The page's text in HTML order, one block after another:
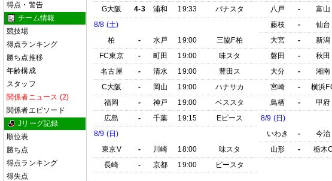
得点・警告
チーム情報
競技場
得点ランキング
勝ち点推移
年齢構成
スタッフ
関係者ニュース (2)
関係者エピソード
Jリーグ記録
順位表
勝ち点
得点ランキング
得失点
G大阪
4-3 浦和 19:33
パナスタ
8/8 (土)
柏
- 水戸 19:00
三協F柏
FC東京
- 町田 19:00
味スタ
名古屋
- 清水 19:00
豊田ス
C大阪
- 岡山 19:00
ハナサカ
福岡
- 神戸 19:00
ベススタ
広島
- 千葉 19:15
Eピース
8/9 (日)
東京V
- 川崎 18:00
味スタ
長崎
- 京都 19:00 ピースタ
八戸
- 富山
藤枝
- 仙台
大宮
- 新潟
磐田
- 秋田
大分
- 湘南
宮崎
- 横浜
鳥栖
- 甲府
8/9 (日)
いわき
- 今治
山形
- 栃木C